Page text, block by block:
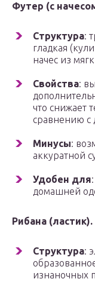
Футер (с
Структура:
гладкая
начес из
Свойства:
что снижает
сравнению с
Минусы:
аккуратной
Удобен для
домашней
Рибана (ластик).
Структура:
изнаночных